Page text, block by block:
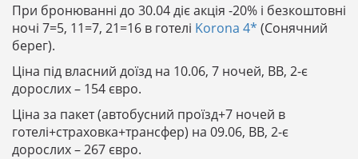
При бронюванні до 30.04 діє акція -20% і безкоштовні
ночі 7=5, 11=7, 21=16 в готелі Korona 4* (Сонячний
берег).
Ціна під власний доїзд на 10.06, 7 ночей, BB, 2-є
дорослих – 154 євро.
Ціна за пакет (автобусний проїзд+7 ночей в
готелі+страховка+трансфер) на 09.06, BB, 2-є
дорослих – 267 євро.